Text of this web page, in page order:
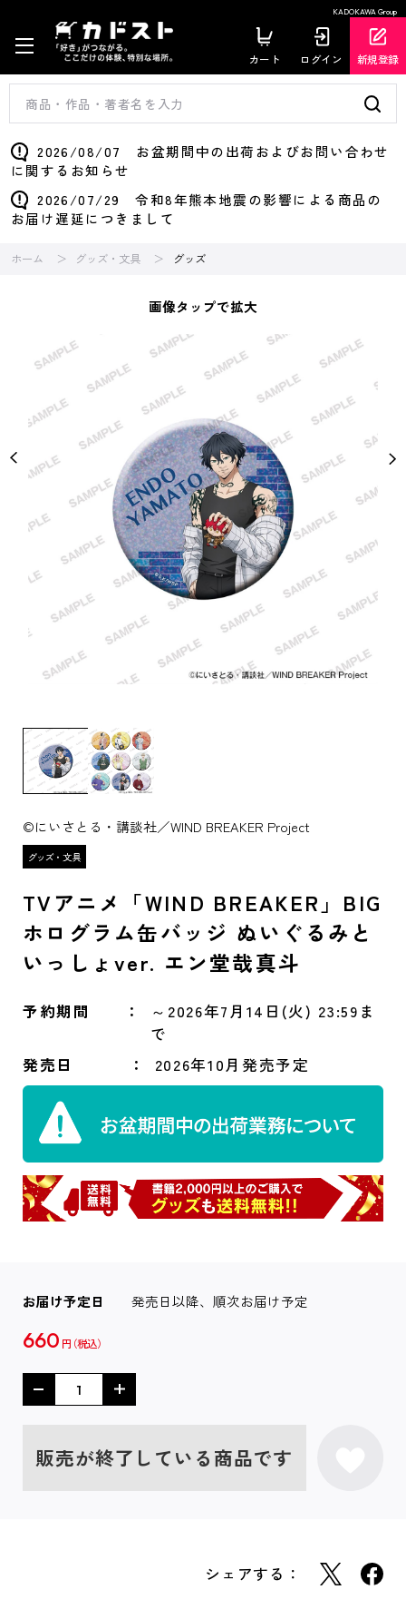
KADOKAWA Group
カート ログイン 新規登録
2026/08/07 お盆期間中の出荷およびお問い合わせ
に関するお知らせ
2026/07/29 令和8年熊本地震の影響による商品の
お届け遅延につきまして
ホーム グッズ・文具 グッズ
画像タップで拡大
©にいさとる・講談社／WIND BREAKER Project
TVアニメ「WIND BREAKER」BIG
ホログラム缶バッジ ぬいぐるみと
いっしょver. エン堂哉真斗
予約期間
～2026年7月14日(火) 23:59ま
で
発売日
2026年10月発売予定
お届け予定日 発売日以降、順次お届け予定
660 円
販売が終了している商品です
シェアする：